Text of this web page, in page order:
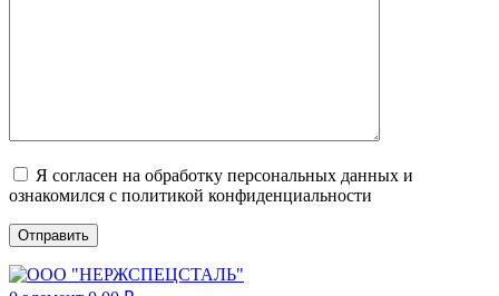
Я согласен на обработку персональных данных и
ознакомился с политикой конфиденциальности